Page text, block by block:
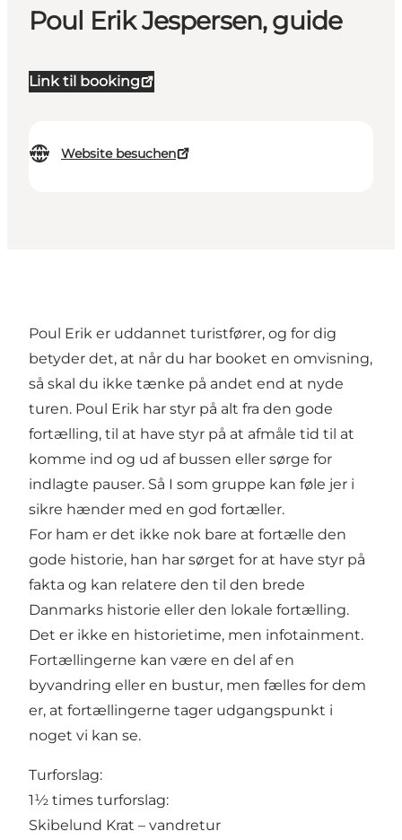
Poul Erik Jespersen, guide
Link til booking
Website besuchen
Poul Erik er uddannet turistfører, og for dig
betyder det, at når du har booket en omvisning,
så skal du ikke tænke på andet end at nyde
turen. Poul Erik har styr på alt fra den gode
fortælling, til at have styr på at afmåle tid til at
komme ind og ud af bussen eller sørge for
indlagte pauser. Så I som gruppe kan føle jer i
sikre hænder med en god fortæller.
For ham er det ikke nok bare at fortælle den
gode historie, han har sørget for at have styr på
fakta og kan relatere den til den brede
Danmarks historie eller den lokale fortælling.
Det er ikke en historietime, men infotainment.
Fortællingerne kan være en del af en
byvandring eller en bustur, men fælles for dem
er, at fortællingerne tager udgangspunkt i
noget vi kan se.
Turforslag:
1½ times turforslag:
Skibelund Krat – vandretur